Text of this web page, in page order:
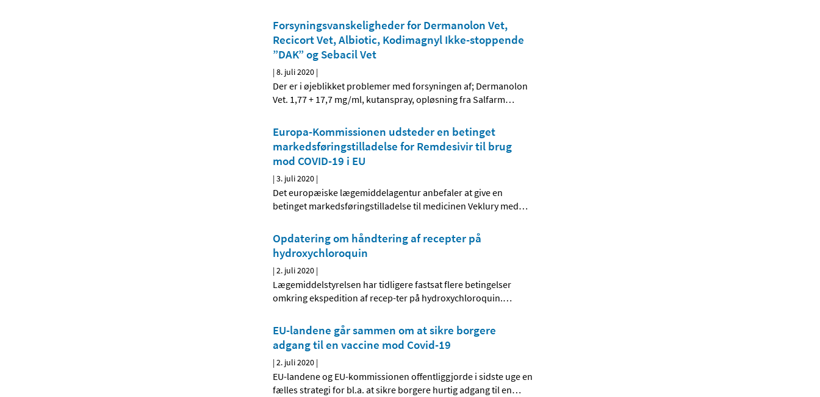
Forsyningsvanskeligheder for Dermanolon Vet,
Recicort Vet, Albiotic, Kodimagnyl Ikke-stoppende
”DAK” og Sebacil Vet
|8. juli 2020 |
Der er i øjeblikket problemer med forsyningen af; Dermanolon
Vet. 1,77 + 17,7 mg/ml, kutanspray, opløsning fra Salfarm…
Europa-Kommissionen udsteder en betinget
markedsføringstilladelse for Remdesivir til brug
mod COVID-19 i EU
|3. juli 2020 |
Det europæiske lægemiddelagentur anbefaler at give en
betinget markedsføringstilladelse til medicinen Veklury med…
Opdatering om håndtering af recepter på
hydroxychloroquin
|2. juli 2020 |
Lægemiddelstyrelsen har tidligere fastsat flere betingelser
omkring ekspedition af recep-ter på hydroxychloroquin.…
EU-landene går sammen om at sikre borgere
adgang til en vaccine mod Covid-19
|2. juli 2020 |
EU-landene og EU-kommissionen offentliggjorde i sidste uge en
fælles strategi for bl.a. at sikre borgere hurtig adgang til en…